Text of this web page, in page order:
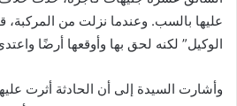
عليها بالسب. وعندما نزلت من المركبة،
الوكيل” لكنه لحق بها وأوقعها أرضًا
وأشارت السيدة إلى أن الحادثة أثرت